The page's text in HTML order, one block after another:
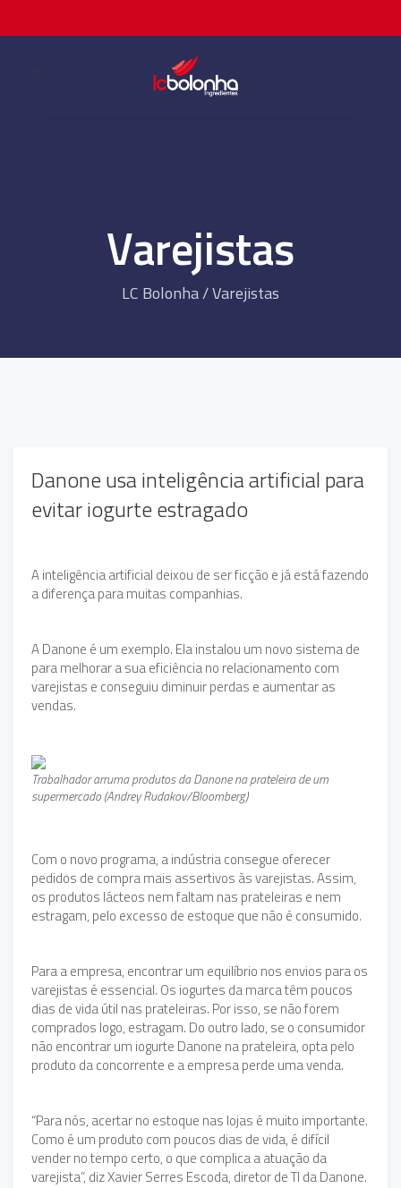
Toggle
Varejistas
LC Bolonha/Varejistas
Danone usa inteligência artificial para
evitar iogurte estragado
A inteligência artificial deixou de ser ficção e já está fazendo
a diferença para muitas companhias.
A Danone é um exemplo. Ela instalou um novo sistema de
para melhorar a sua eficiência no relacionamento com
varejistas e conseguiu diminuir perdas e aumentar as
vendas.
Trabalhador arruma produtos da Danone na prateleira de um
supermercado (Andrey Rudakov/Bloomberg)
Com o novo programa, a indústria consegue oferecer
pedidos de compra mais assertivos às varejistas. Assim,
os produtos lácteos nem faltam nas prateleiras e nem
estragam, pelo excesso de estoque que não é consumido.
Para a empresa, encontrar um equilíbrio nos envios para os
varejistas é essencial. Os iogurtes da marca têm poucos
dias de vida útil nas prateleiras. Por isso, se não forem
comprados logo, estragam. Do outro lado, se o consumidor
não encontrar um iogurte Danone na prateleira, opta pelo
produto da concorrente e a empresa perde uma venda.
“Para nós, acertar no estoque nas lojas é muito importante.
Como é um produto com poucos dias de vida, é difícil
vender no tempo certo, o que complica a atuação da
varejista”, diz Xavier Serres Escoda, diretor de TI da Danone.